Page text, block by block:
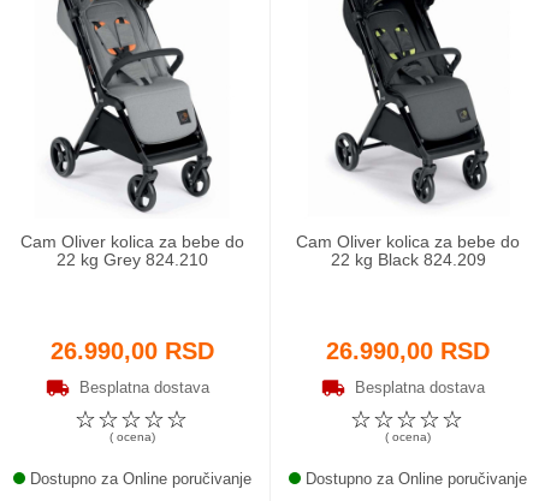
Cam Oliver kolica za bebe do
22 kg Grey 824.210
26.990,00 RSD
Besplatna dostava
☆
☆
☆
☆
☆
( ocena)
Dostupno za Online poručivanje
Cam Oliver kolica za bebe do
22 kg Black 824.209
26.990,00 RSD
Besplatna dostava
☆
☆
☆
☆
☆
( ocena)
Dostupno za Online poručivanje